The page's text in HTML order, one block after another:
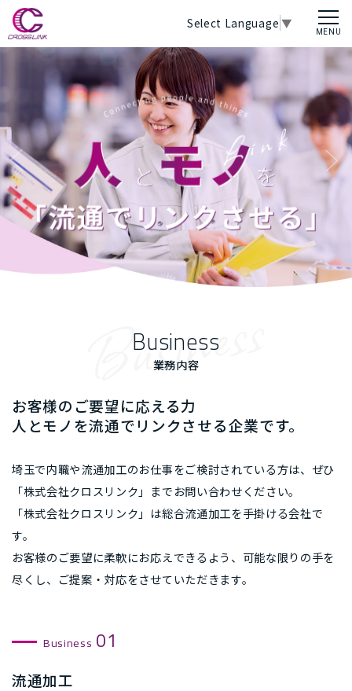
Select Language ▼
Business
業務内容
お客様のご要望に応える力
人とモノを流通でリンクさせる企業です。
埼玉で内職や流通加工のお仕事をご検討されている方は、ぜひ
「株式会社クロスリンク」までお問い合わせください。
「株式会社クロスリンク」は総合流通加工を手掛ける会社で
す。
お客様のご要望に柔軟にお応えできるよう、可能な限りの手を
尽くし、ご提案・対応をさせていただきます。
Business 01
流通加工